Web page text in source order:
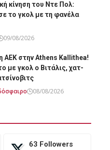
κίνηση του Ντε Πολ:
το γκολ με τη φανέλα
09/08/2026
ΑΕΚ στην Athens Kallithea!
με γκολ ο Βιτάλις, χατ-
08/08/2026
63 Followers